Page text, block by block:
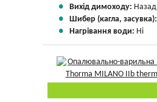
Вихід димоходу: Назад
Шибер (кагла,
Нагрівання води: Ні